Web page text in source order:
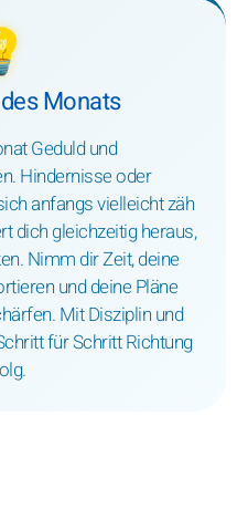
Monats
Geduld und
Hindernisse oder
anfangs vielleicht zäh
dich gleichzeitig heraus,
Nimm dir Zeit, deine
und deine Pläne
Mit Disziplin und
für Schritt Richtung